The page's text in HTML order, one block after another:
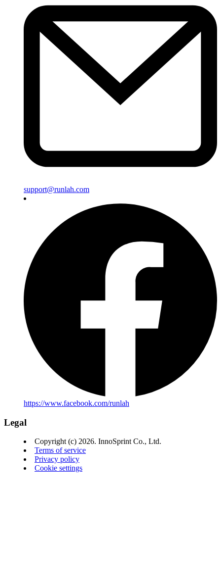
support@runlah.com
https://www.facebook.com/runlah
Legal
Copyright (c) 2026. InnoSprint Co., Ltd.
Terms of service
Privacy policy
Cookie settings